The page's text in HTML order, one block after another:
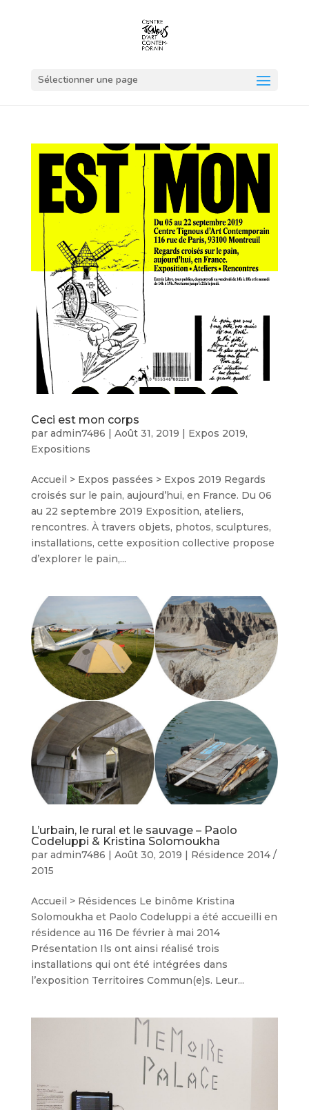
Sélectionner une page
Ceci est mon corps
par admin7486 | Août 31, 2019 | Expos 2019,
Expositions
Accueil > Expos passées > Expos 2019 Regards
croisés sur le pain, aujourd’hui, en France. Du 06
au 22 septembre 2019 Exposition, ateliers,
rencontres. À travers objets, photos, sculptures,
installations, cette exposition collective propose
d’explorer le pain,...
L’urbain, le rural et le sauvage – Paolo
Codeluppi & Kristina Solomoukha
par admin7486 | Août 30, 2019 | Résidence 2014 /
2015
Accueil > Résidences Le binôme Kristina
Solomoukha et Paolo Codeluppi a été accueilli en
résidence au 116 De février à mai 2014
Présentation Ils ont ainsi réalisé trois
installations qui ont été intégrées dans
l’exposition Territoires Commun(e)s. Leur...